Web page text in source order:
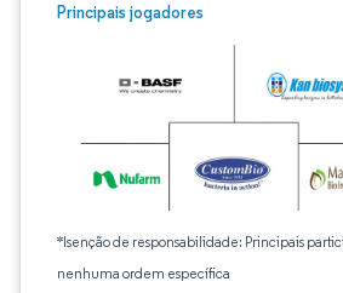
Principais jogadores
*Isenção de responsabilidade: Principais
nenhuma ordem específica